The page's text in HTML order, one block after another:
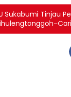
Sukabumi Tinjau
Nyaman dan